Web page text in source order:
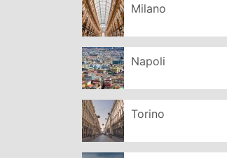
Milano
Napoli
Torino